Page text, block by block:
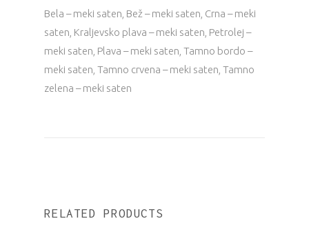
Bela – meki saten, Bež – meki saten, Crna – meki
saten, Kraljevsko plava – meki saten, Petrolej –
meki saten, Plava – meki saten, Tamno bordo –
meki saten, Tamno crvena – meki saten, Tamno
zelena – meki saten
RELATED PRODUCTS